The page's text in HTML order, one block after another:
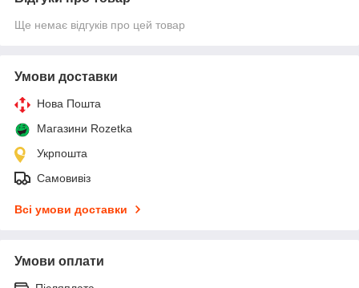
Ще немає відгуків про цей товар
Умови доставки
Нова Пошта
Магазини Rozetka
Укрпошта
Самовивіз
Всі умови доставки
Умови оплати